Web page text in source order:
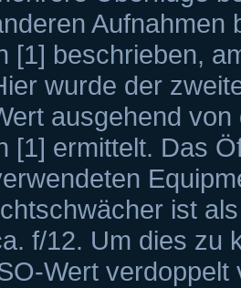
Aufnahmen
[1] beschrieben,
wurde der
ausgehend
[1] ermittelt. Das
ist
f/12. Um dies zu
Wert verdoppelt